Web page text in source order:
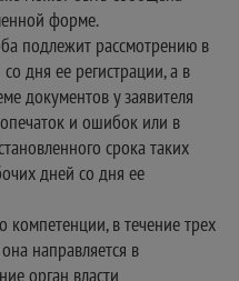
форме.
подлежит рассмотрению в
дня ее регистрации, а в
документов у заявителя
и ошибок или в
срока таких
дней со дня ее
компетенции, в течение трех
направляется в
орган власти